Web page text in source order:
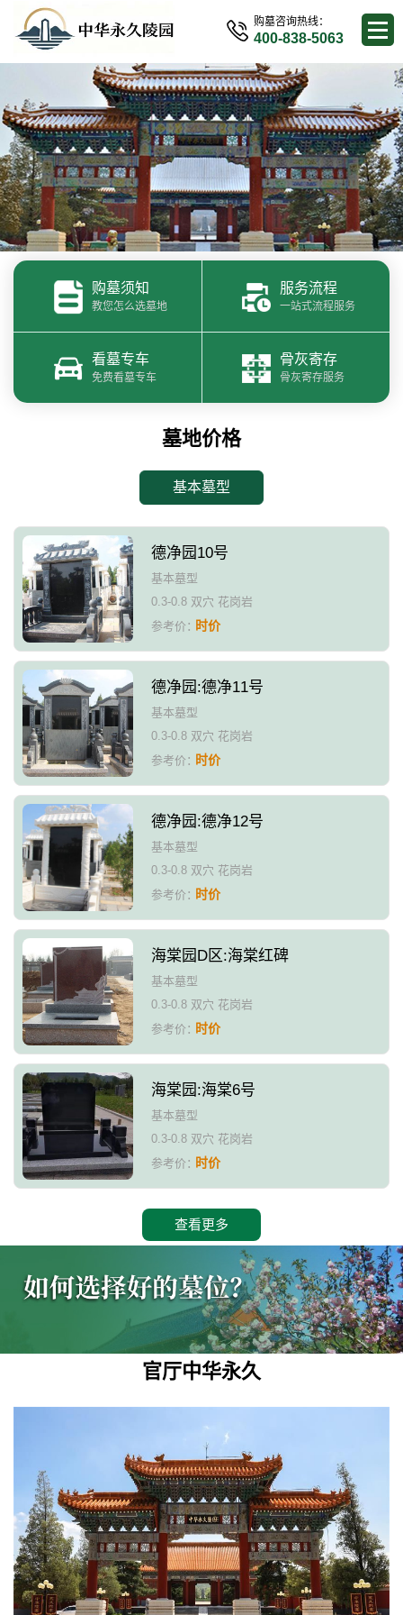
购墓咨询热线：
400-838-5063
购墓须知
教您怎么选墓地
服务流程
一站式流程服务
看墓专车
免费看墓专车
骨灰寄存
骨灰寄存服务
墓地价格
基本墓型
德净园10号
基本墓型
0.3-0.8 双穴 花岗岩
参考价：时价
德净园:德净11号
基本墓型
0.3-0.8 双穴 花岗岩
参考价：时价
德净园:德净12号
基本墓型
0.3-0.8 双穴 花岗岩
参考价：时价
海棠园D区:海棠红碑
基本墓型
0.3-0.8 双穴 花岗岩
参考价：时价
海棠园:海棠6号
基本墓型
0.3-0.8 双穴 花岗岩
参考价：时价
查看更多
官厅中华永久